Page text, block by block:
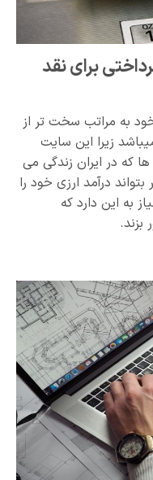
برای نقد
به مراتب سخت تر از
زیرا این سایت
که در ایران زندگی می
درآمد ارزی خود را
به این دارد که